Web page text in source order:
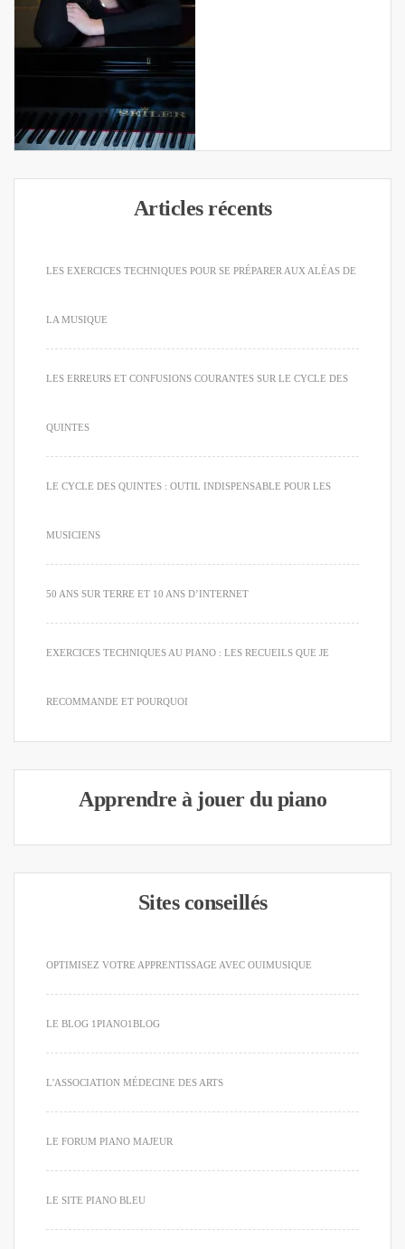
Articles récents
LES EXERCICES TECHNIQUES POUR SE PRÉPARER AUX ALÉAS DE
LA MUSIQUE
LES ERREURS ET CONFUSIONS COURANTES SUR LE CYCLE DES
QUINTES
LE CYCLE DES QUINTES : OUTIL INDISPENSABLE POUR LES
MUSICIENS
50 ANS SUR TERRE ET 10 ANS D’INTERNET
EXERCICES TECHNIQUES AU PIANO : LES RECUEILS QUE JE
RECOMMANDE ET POURQUOI
Apprendre à jouer du piano
Sites conseillés
OPTIMISEZ VOTRE APPRENTISSAGE AVEC OUIMUSIQUE
LE BLOG 1PIANO1BLOG
L'ASSOCIATION MÉDECINE DES ARTS
LE FORUM PIANO MAJEUR
LE SITE PIANO BLEU